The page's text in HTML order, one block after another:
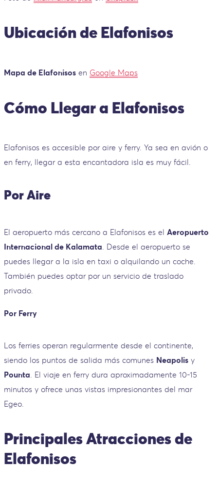
Ubicación de Elafonisos
Mapa de Elafonisos en Google Maps
Cómo Llegar a Elafonisos
Elafonisos es accesible por aire y ferry. Ya sea en avión o
en ferry, llegar a esta encantadora isla es muy fácil.
Por Aire
El aeropuerto más cercano a Elafonisos es el Aeropuerto
Internacional de Kalamata. Desde el aeropuerto se
puedes llegar a la isla en taxi o alquilando un coche.
También puedes optar por un servicio de traslado
privado.
Por Ferry
Los ferries operan regularmente desde el continente,
siendo los puntos de salida más comunes Neapolis y
Pounta . El viaje en ferry dura aproximadamente 10-15
minutos y ofrece unas vistas impresionantes del mar
Egeo.
Principales Atracciones de
Elafonisos